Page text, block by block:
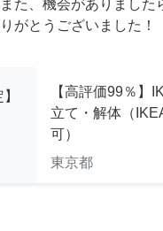
た、機会がありました
がとうございました！
【高評価99％】
立て・解体（
可）
東京都